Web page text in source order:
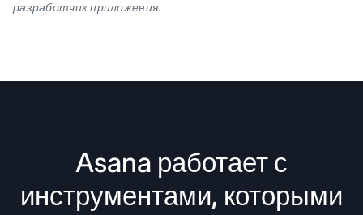
разработчик приложения.
Asana работает с
инструментами, которыми